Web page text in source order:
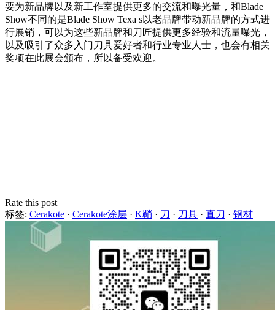
要为新品牌以及新工作室提供更多的交流和曝光量，和Blade
Show不同的是Blade Show Texa s以老品牌带动新品牌的方式进
行展销，可以为这些新品牌和刀匠提供更多经验和流量曝光，
以及吸引了众多入门刀具爱好者和行业专业人士，也会有相关
奖项在此展会颁布，所以备受欢迎。
Rate this post
标签: Cerakote · Cerakote涂层 · K鞘 · 刀 · 刀具 · 直刀 · 钢材